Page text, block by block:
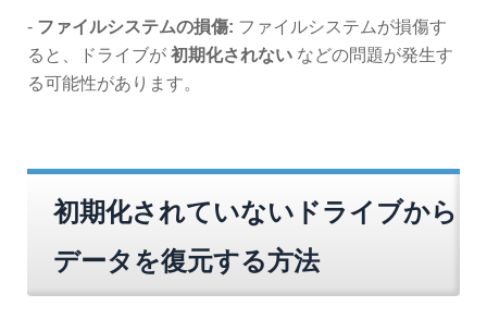
- ファイルシステムの損傷: ファイルシステムが損傷す
ると、ドライブが 初期化されない などの問題が発生す
る可能性があります。
初期化されていないドライブから
データを復元する方法